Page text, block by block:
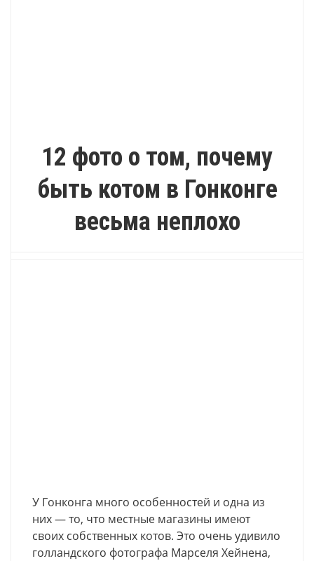
12 фото о том, почему
быть котом в Гонконге
весьма неплохо
У Гонконга много особенностей и одна из
них — то, что местные магазины имеют
своих собственных котов. Это очень удивило
голландского фотографа Марселя Хейнена,